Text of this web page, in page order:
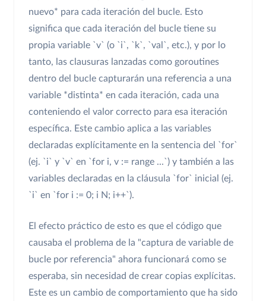
nuevo* para cada iteración del bucle. Esto
significa que cada iteración del bucle tiene su
propia variable `v` (o `i`, `k`, `val`, etc.), y por lo
tanto, las clausuras lanzadas como goroutines
dentro del bucle capturarán una referencia a una
variable *distinta* en cada iteración, cada una
conteniendo el valor correcto para esa iteración
específica. Este cambio aplica a las variables
declaradas explícitamente en la sentencia del `for`
(ej. `i` y `v` en `for i, v := range ...`) y también a las
variables declaradas en la cláusula `for` inicial (ej.
`i` en `for i := 0; i N; i++`).
El efecto práctico de esto es que el código que
causaba el problema de la "captura de variable de
bucle por referencia" ahora funcionará como se
esperaba, sin necesidad de crear copias explícitas.
Este es un cambio de comportamiento que ha sido